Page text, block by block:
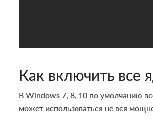
Как включить все
В Windows 7, 8, 10 по умолчанию
может использоваться не вся